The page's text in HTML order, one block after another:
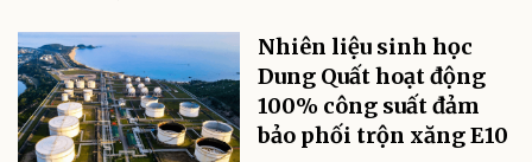
Nhiên liệu sinh học
Dung Quất hoạt động
100% công suất đảm
bảo phối trộn xăng E10